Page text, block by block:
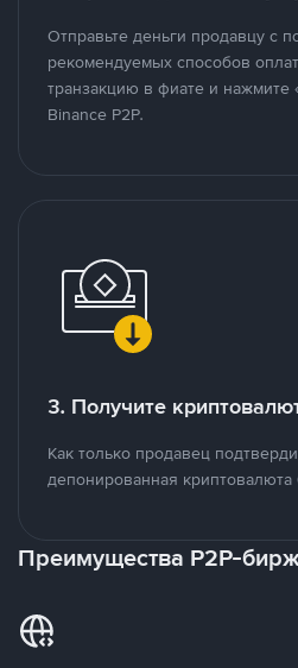
Отправьте деньги продавцу с
рекомендуемых способов
транзакцию в фиате и нажмите
Binance P2P.
3. Получите
Как только продавец
депонированная
Преимущества P2P-